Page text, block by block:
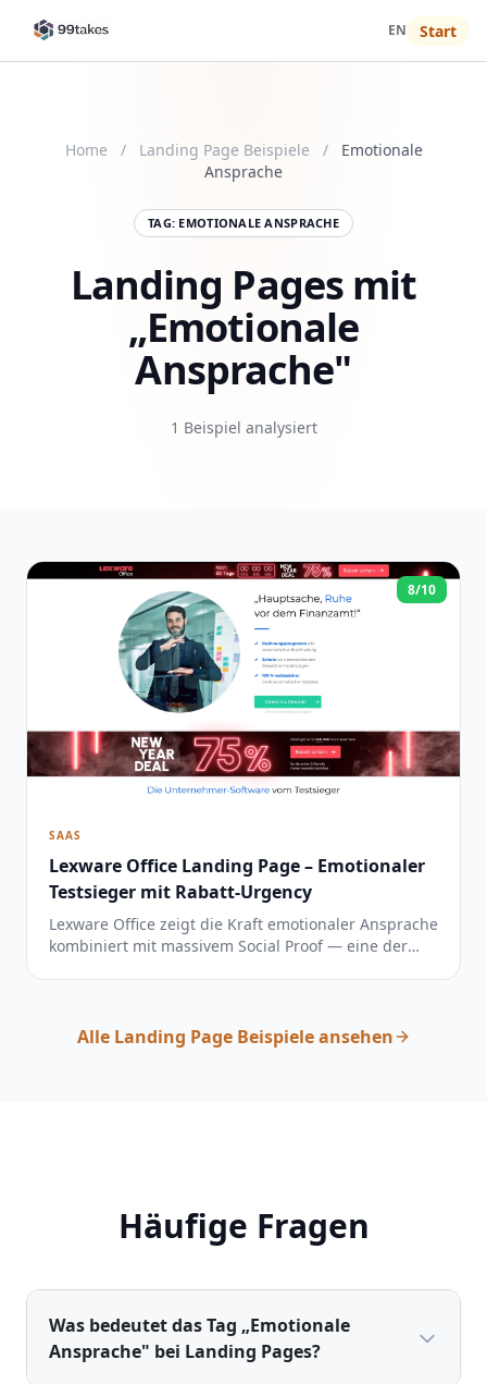
EN Start
Home / Landing Page Beispiele /
Emotionale
Ansprache
TAG: EMOTIONALE ANSPRACHE
Landing Pages mit
„Emotionale
Ansprache"
1 Beispiel analysiert
8/10
SAAS
Lexware Office Landing Page – Emotionaler
Testsieger mit Rabatt-Urgency
Lexware Office zeigt die Kraft emotionaler Ansprache
kombiniert mit massivem Social Proof — eine der
Alle Landing Page Beispiele ansehen
Häufige Fragen
Was bedeutet das Tag „Emotionale
Ansprache" bei Landing Pages?